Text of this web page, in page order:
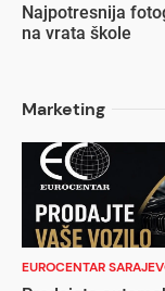
Najpotresnija
na vrata škole
Marketing
EUROCENTAR